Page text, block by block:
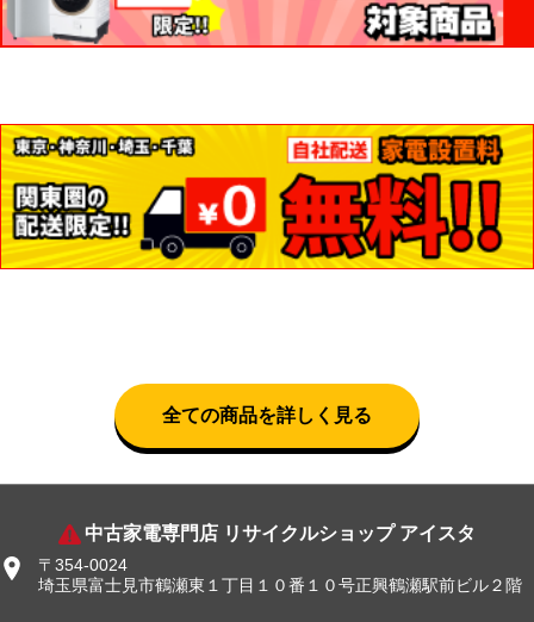
全ての商品を詳しく見る
中古家電専門店 リサイクルショップ アイスタ
〒354-0024
埼玉県富士見市鶴瀬東１丁目１０番１０号正興鶴瀬駅前ビル２階